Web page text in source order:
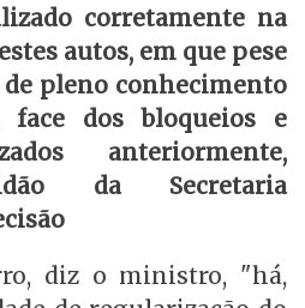
corretamente na
autos, em que pese
pleno conhecimento
face dos bloqueios e
anteriormente,
da Secretaria
diz o ministro, "há,